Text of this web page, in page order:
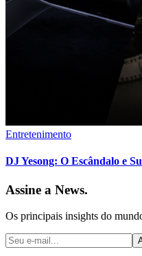
Entretenimento
DJ Yesong: O Escândalo e
Assine a News.
Os principais insights do